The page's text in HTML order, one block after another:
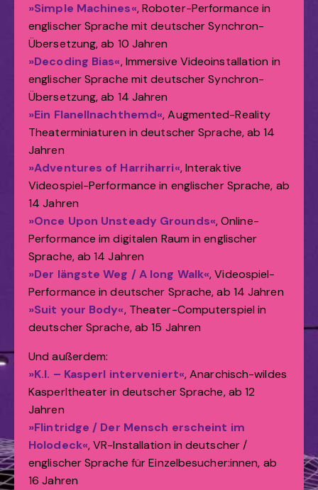
»Simple Machines«, Roboter-Performance in
englischer Sprache mit deutscher Synchron-
Übersetzung, ab 10 Jahren
»Decoding Bias«, Immersive Videoinstallation in
englischer Sprache mit deutscher Synchron-
Übersetzung, ab 14 Jahren
»Ein Flanellnachthemd«, Augmented-Reality
Theaterminiaturen in deutscher Sprache, ab 14
Jahren
»Adventures of Harriharri«, Interaktive
Videospiel-Performance in englischer Sprache, ab
14 Jahren
»Once Upon Unsteady Grounds«, Online-
Performance im digitalen Raum in englischer
Sprache, ab 14 Jahren
»Der längste Weg / A long Walk«, Videospiel-
Performance in deutscher Sprache, ab 14 Jahren
»Suit your Body«, Theater-Computerspiel in
deutscher Sprache, ab 15 Jahren
Und außerdem:
»K.I. – Kasperl interveniert«, Anarchisch-wildes
Kasperltheater in deutscher Sprache, ab 12
Jahren
»Flintridge / Der Mensch erscheint im
Holodeck«, VR-Installation in deutscher /
englischer Sprache für Einzelbesucher:innen, ab
16 Jahren